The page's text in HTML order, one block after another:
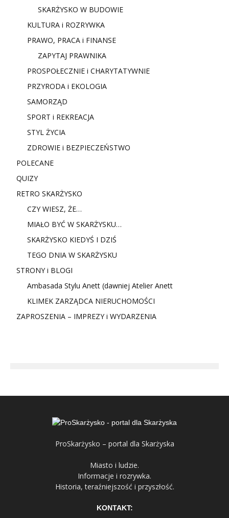
SKARŻYSKO W BUDOWIE
KULTURA i ROZRYWKA
PRAWO, PRACA i FINANSE
ZAPYTAJ PRAWNIKA
PROSPOŁECZNIE i CHARYTATYWNIE
PRZYRODA i EKOLOGIA
SAMORZĄD
SPORT i REKREACJA
STYL ŻYCIA
ZDROWIE i BEZPIECZEŃSTWO
POLECANE
QUIZY
RETRO SKARŻYSKO
CZY WIESZ, ŻE…
MIAŁO BYĆ W SKARŻYSKU…
SKARŻYSKO KIEDYŚ I DZIŚ
TEGO DNIA W SKARŻYSKU
STRONY i BLOGI
Ambasada Stylu Anett (dawniej Atelier Anett
KLIMEK ZARZĄDCA NIERUCHOMOŚCI
ZAPROSZENIA – IMPREZY i WYDARZENIA
ProSkarżysko – portal dla Skarżyska
Miasto i ludzie.
Informacje i rozrywka.
Historia, teraźniejszość i przyszłość.
KONTAKT: